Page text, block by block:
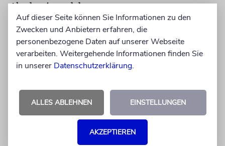
Akademie und der
Gleichstellungsbeauftragten der Stadt
Dresden, wenn auch nur virtuell, am 7. März
zu einem virtuellen Frauenmahl ein. Dann
heißt es von 18 bis 19 Uhr »Zu Tisch«.
evangelische Pfarrerin Simone Berger-Lober
werden dabei anlässlich des Jubiläums »1700
Jahre jüdisches Leben in Deutschland« über
das Verhältnis zwischen Christentum und
Auf dieser Seite können Sie Informationen zu den
Zwecken und Anbietern erfahren, die
personenbezogene Daten auf unserer Webseite
verarbeiten. Weitergehende Informationen finden Sie
in unserer Datenschutzerklärung.
ALLES ABLEHNEN EINSTELLUNGEN
AKZEPTIEREN